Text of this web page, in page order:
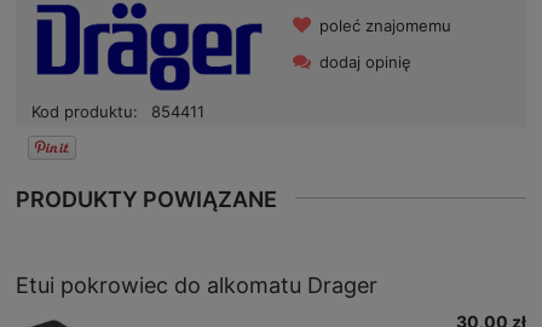
Kod produktu: 854411
poleć znajomemu
dodaj opinię
PRODUKTY POWIĄZANE
Etui pokrowiec do alkomatu Drager
30,00 zł